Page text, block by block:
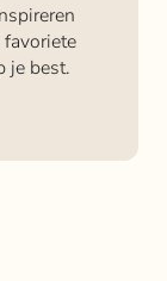
je best.